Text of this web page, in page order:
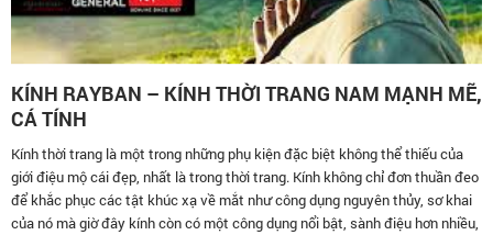
KÍNH RAYBAN – KÍNH THỜI TRANG NAM MẠNH MẼ,
CÁ TÍNH
Kính thời trang là một trong những phụ kiện đặc biệt không thể thiếu của
giới điệu mộ cái đẹp, nhất là trong thời trang. Kính không chỉ đơn thuần đeo
để khắc phục các tật khúc xạ về mắt như công dụng nguyên thủy, sơ khai
của nó mà giờ đây kính còn có một công dụng nổi bật, sành điệu hơn nhiều,